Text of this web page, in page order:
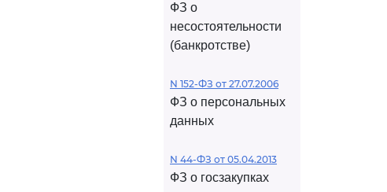
ФЗ о
несостоятельности
(банкротстве)
N 152-ФЗ от 27.07.2006
ФЗ о персональных
данных
N 44-ФЗ от 05.04.2013
ФЗ о госзакупках